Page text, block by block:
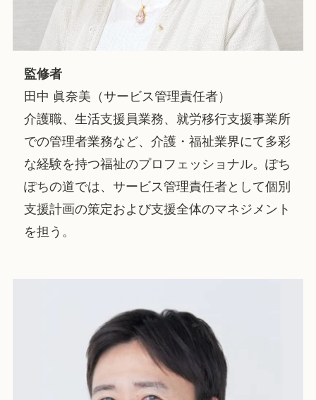
監修者
田中 眞奈美（サービス管理責任者）
介護職、生活支援員業務、就労移行支援事業所
での管理者業務など、介護・福祉業界にて多彩
な経験を持つ福祉のプロフェッショナル。ぽち
ぽちの道では、サービス管理責任者として個別
支援計画の策定および支援全体のマネジメント
を担う。